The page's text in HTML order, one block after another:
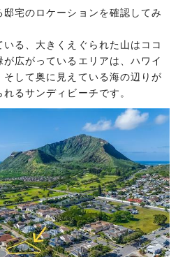
宅のロケーションを確認してみ
る、大きくえぐられた山はココ
広がっているエリアは、ハワイ
して奥に見えている海の辺りが
るサンディビーチです。